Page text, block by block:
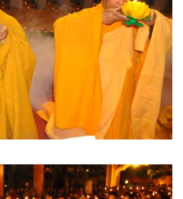
chân lý, thấy được sự
mười phương và tất cả
Ngài mới nói bộ Kinh Hoa
là tất cả mọi chúng
đáng kính chứ
sinh. Qua đó, Hòa
nhau, thì tất cả mọi